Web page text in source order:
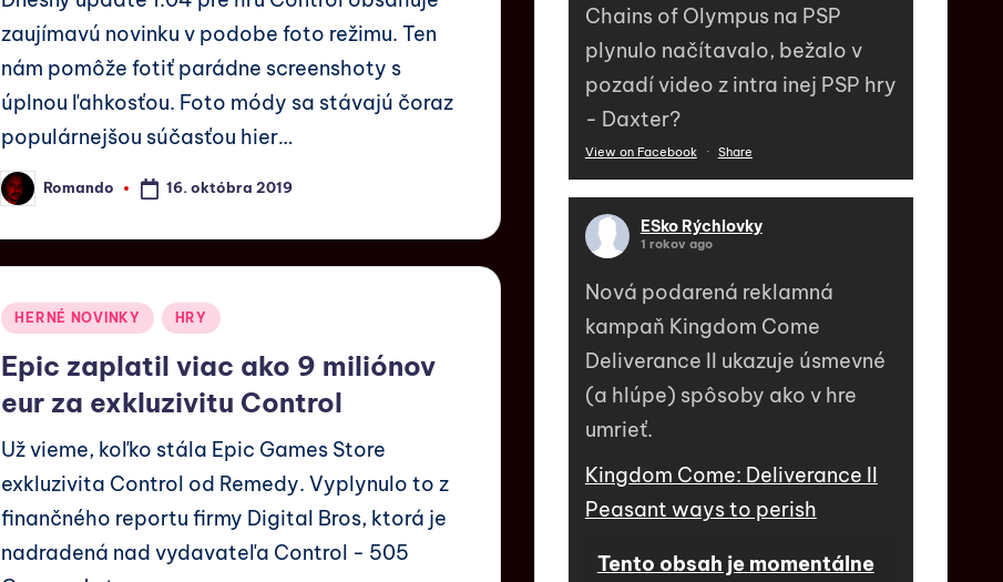
zaujímavú novinku v podobe foto režimu. Ten
nám pomôže fotiť parádne screenshoty s
úplnou ľahkosťou. Foto módy sa stávajú čoraz
populárnejšou súčasťou hier…
Romando 16. októbra 2019
HERNÉ NOVINKY HRY
Epic zaplatil viac ako 9 miliónov
eur za exkluzivitu Control
Už vieme, koľko stála Epic Games Store
exkluzivita Control od Remedy. Vyplynulo to z
finančného reportu firmy Digital Bros, ktorá je
nadradená nad vydavateľa Control - 505
Chains of Olympus na PSP
plynulo načítavalo, bežalo v
pozadí video z intra inej PSP hry
- Daxter?
View on Facebook · Share
ESko Rýchlovky
1 rokov ago
Nová podarená reklamná
kampaň Kingdom Come
Deliverance II ukazuje úsmevné
(a hlúpe) spôsoby ako v hre
umrieť.
Kingdom Come: Deliverance II
Peasant ways to perish
Tento obsah je momentálne